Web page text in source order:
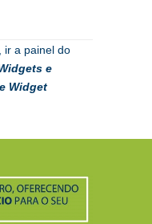
ir a painel do
e
Widget